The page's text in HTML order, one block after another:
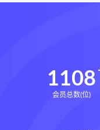
1108
会员总数(位)